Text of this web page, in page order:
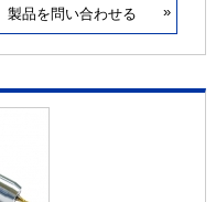
製品を問い合わせる »